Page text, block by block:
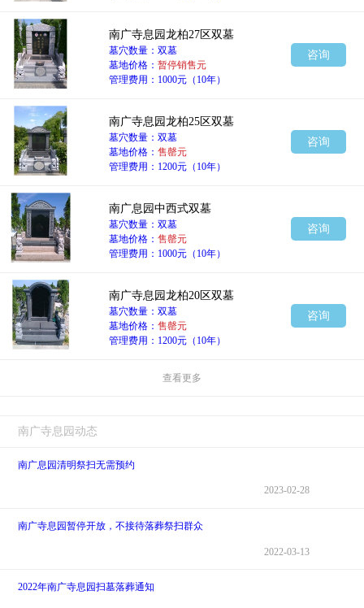
南广寺息园龙柏27区双墓
墓穴数量：双墓
墓地价格： 暂停销售元
管理费用：1000元（10年）
咨询
南广寺息园龙柏25区双墓
墓穴数量：双墓
墓地价格： 售罄元
管理费用：1200元（10年）
咨询
南广息园中西式双墓
墓穴数量：双墓
墓地价格： 售罄元
管理费用：1000元（10年）
咨询
南广寺息园龙柏20区双墓
墓穴数量：双墓
墓地价格： 售罄元
管理费用：1200元（10年）
咨询
查看更多
南广寺息园动态
南广息园清明祭扫无需预约
2023-02-28
南广寺息园暂停开放，不接待落葬祭扫群众
2022-03-13
2022年南广寺息园扫墓落葬通知